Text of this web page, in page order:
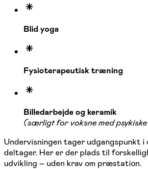
Blid yoga
Fysioterapeutisk træning
Billedarbejde og keramik
(særligt for voksne med
Undervisningen tager udgangspunkt i
deltager. Her er der plads til
udvikling – uden krav om præstation.